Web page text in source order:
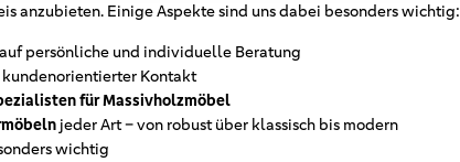
anzubieten. Einige Aspekte sind uns dabei besonders wichtig:
persönliche und individuelle Beratung
Kontakt
für Massivholzmöbel
jeder Art – von robust über klassisch bis modern
wichtig